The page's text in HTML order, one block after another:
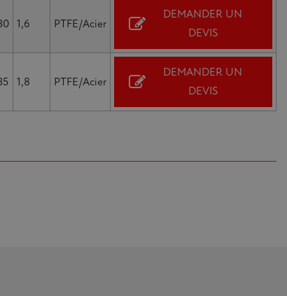
1,6 PTFE/Acier
DEMANDER UN
DEVIS
1,8 PTFE/Acier
DEMANDER UN
DEVIS